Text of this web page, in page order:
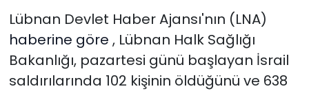
Lübnan Devlet Haber Ajansı'nın (LNA)
haberine göre , Lübnan Halk Sağlığı
Bakanlığı, pazartesi günü başlayan İsrail
saldırılarında 102 kişinin öldüğünü ve 638